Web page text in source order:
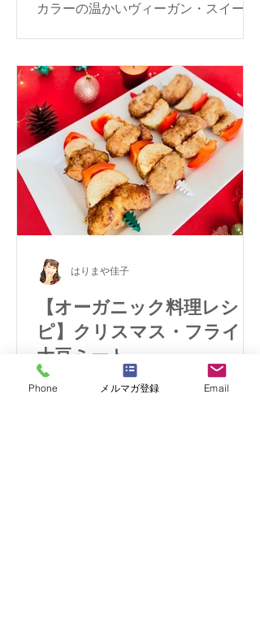
カラーの温かいヴィーガン・スイーツ
【オーガニック料理レシ
ピ】クリスマス・フライド
大豆ミート
ベジタリアンやヴィーガン、マクロビ
はりまや佳子
Phone メルマガ登録 Email